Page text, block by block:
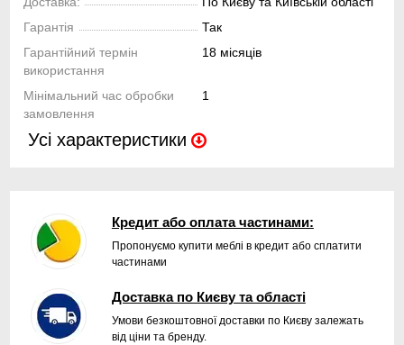
Гарантія
Так
Гарантійний термін
використання
18 місяців
Мінімальний час обробки
замовлення
1
Усі характеристики
Кредит або оплата частинами:
Пропонуємо купити меблі в кредит або сплатити
частинами
Доставка по Києву та області
Умови безкоштовної доставки по Києву залежать
від ціни та бренду.